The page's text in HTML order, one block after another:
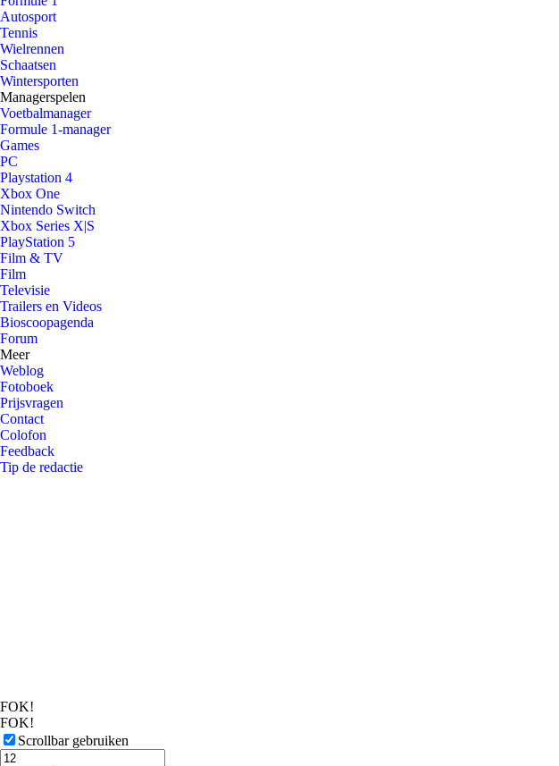
Autosport
Tennis
Wielrennen
Schaatsen
Wintersporten
Managerspelen
Voetbalmanager
Formule 1-manager
Games
PC
Playstation 4
Xbox One
Nintendo Switch
Xbox Series X|S
PlayStation 5
Film & TV
Film
Televisie
Trailers en Videos
Bioscoopagenda
Forum
Meer
Weblog
Fotoboek
Prijsvragen
Contact
Colofon
Feedback
Tip de redactie
FOK!
FOK!
Scrollbar gebruiken